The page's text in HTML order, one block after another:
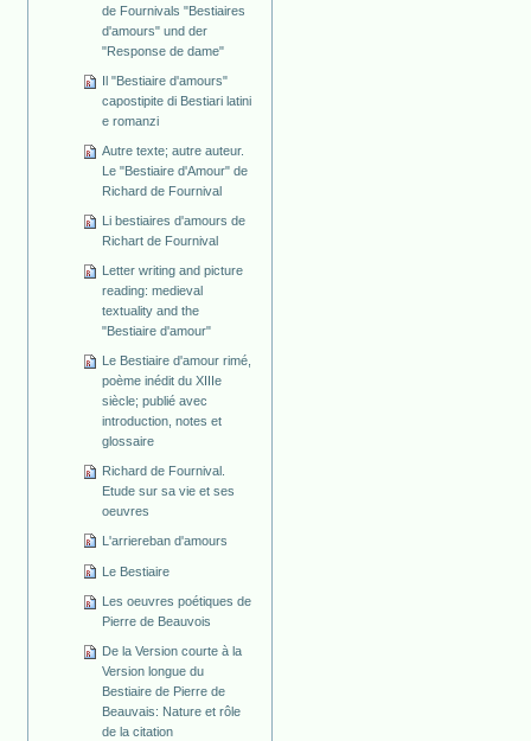
de Fournivals "Bestiaires
d'amours" und der
"Response de dame"
Il "Bestiaire d'amours"
capostipite di Bestiari latini
e romanzi
Autre texte; autre auteur.
Le "Bestiaire d'Amour" de
Richard de Fournival
Li bestiaires d'amours de
Richart de Fournival
Letter writing and picture
reading: medieval
textuality and the
"Bestiaire d'amour"
Le Bestiaire d'amour rimé,
poème inédit du XIIIe
siècle; publié avec
introduction, notes et
glossaire
Richard de Fournival.
Etude sur sa vie et ses
oeuvres
L'arriereban d'amours
Le Bestiaire
Les oeuvres poétiques de
Pierre de Beauvois
De la Version courte à la
Version longue du
Bestiaire de Pierre de
Beauvais: Nature et rôle
de la citation